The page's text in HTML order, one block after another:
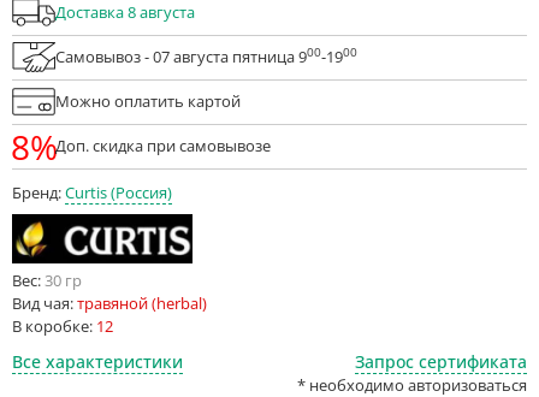
Доставка 8 августа
Самовывоз - 07 августа пятница 900-1900
Можно оплатить картой
8%Доп. скидка при самовывозе
Бренд:Curtis (Россия)
Вес: 30 гр
Вид чая:травяной (herbal)
В коробке: 12
Все характеристики Запрос сертификата
* необходимо авторизоваться